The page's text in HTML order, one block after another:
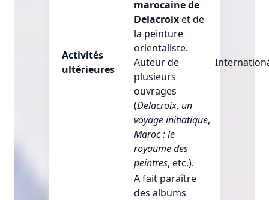
Activités
ultérieures
marocaine de
Delacroixet de
la peinture
orientaliste.
Auteur de
plusieurs
ouvrages
(Delacroix, un
voyage initiatique,
Maroc : le
royaume des
peintres, etc.).
A fait paraître
des albums